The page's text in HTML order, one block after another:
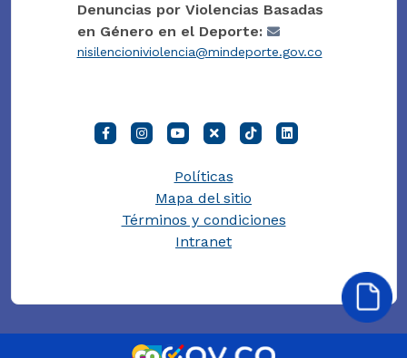
Denuncias por Violencias Basadas
en Género en el Deporte:
nisilencioniviolencia@mindeporte.gov.co
Políticas
Mapa del sitio
Términos y condiciones
Intranet